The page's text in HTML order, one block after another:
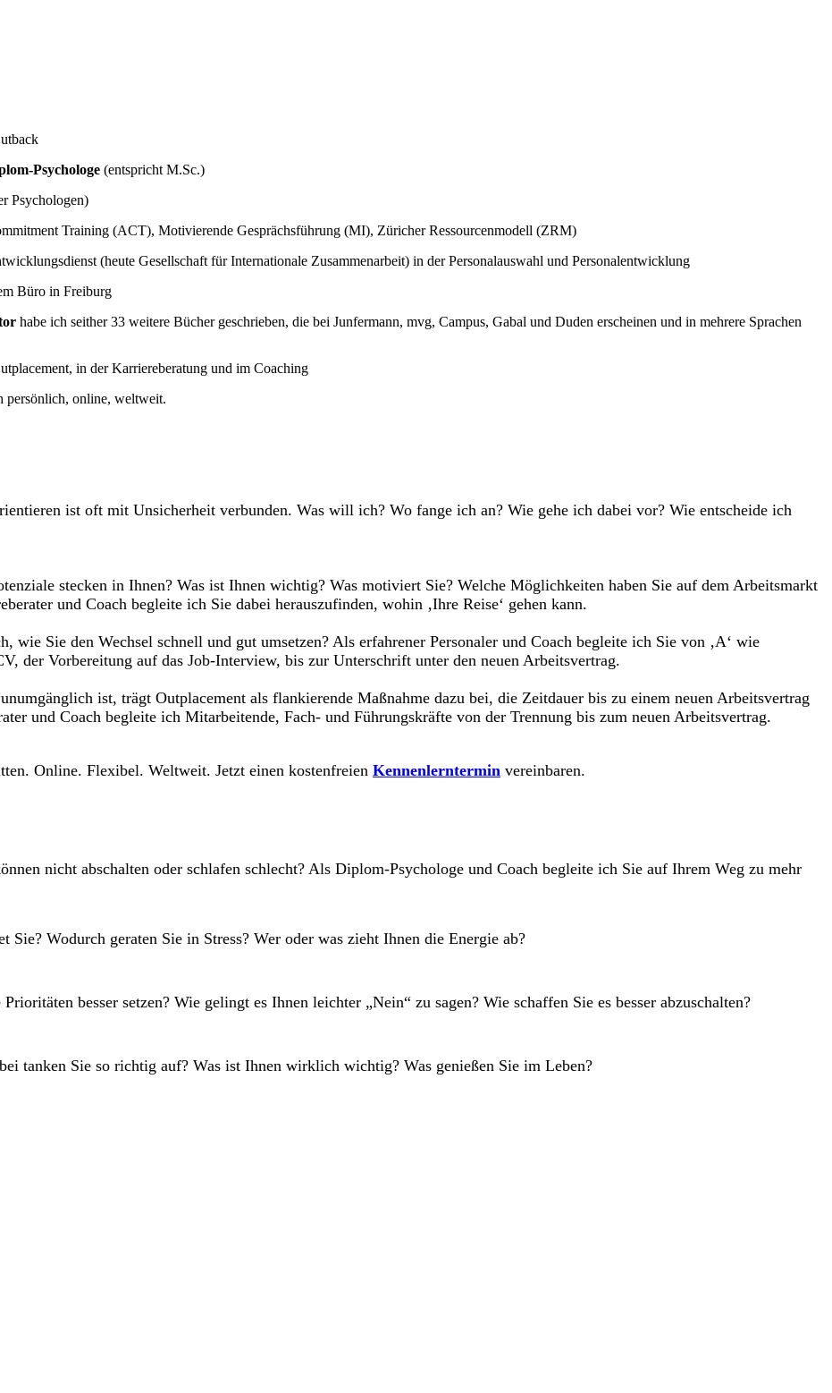
Psychologe (entspricht M.Sc.)
Psychologen)
Training (ACT), Motivierende Gesprächsführung (MI), Züricher Ressourcenmodell (ZRM)
(heute Gesellschaft für Internationale Zusammenarbeit) in der Personalauswahl und Personalentwicklung
Büro in Freiburg
habe ich seither 33 weitere Bücher geschrieben, die bei Junfermann, mvg, Campus, Gabal und Duden erscheinen und in mehrere Sprachen
in der Karriereberatung und im Coaching
persönlich, online, weltweit.
ist oft mit Unsicherheit verbunden. Was will ich? Wo fange ich an? Wie gehe ich dabei vor? Wie entscheide ich
stecken in Ihnen? Was ist Ihnen wichtig? Was motiviert Sie? Welche Möglichkeiten haben Sie auf dem Arbeitsmarkt
und Coach begleite ich Sie dabei herauszufinden, wohin ‚Ihre Reise‘ gehen kann.
wie Sie den Wechsel schnell und gut umsetzen? Als erfahrener Personaler und Coach begleite ich Sie von ‚A‘ wie
der Vorbereitung auf das Job-Interview, bis zur Unterschrift unter den neuen Arbeitsvertrag.
ist, trägt Outplacement als flankierende Maßnahme dazu bei, die Zeitdauer bis zu einem neuen Arbeitsvertrag
und Coach begleite ich Mitarbeitende, Fach- und Führungskräfte von der Trennung bis zum neuen Arbeitsvertrag.
Online. Flexibel. Weltweit. Jetzt einen kostenfreien Kennenlerntermin vereinbaren.
nicht abschalten oder schlafen schlecht? Als Diplom-Psychologe und Coach begleite ich Sie auf Ihrem Weg zu mehr
Sie? Wodurch geraten Sie in Stress? Wer oder was zieht Ihnen die Energie ab?
besser setzen? Wie gelingt es Ihnen leichter „Nein“ zu sagen? Wie schaffen Sie es besser abzuschalten?
tanken Sie so richtig auf? Was ist Ihnen wirklich wichtig? Was genießen Sie im Leben?